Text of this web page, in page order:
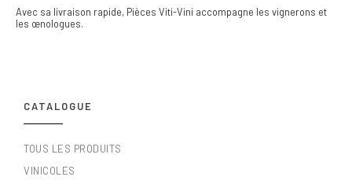
Avec sa livraison rapide, Pièces Viti-Vini accompagne les vignerons et
les œnologues.
CATALOGUE
TOUS LES PRODUITS
VINICOLES